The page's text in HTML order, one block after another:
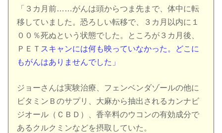
「３カ月前……がんは頭からつま先まで、体中に転
移していました。恐ろしい転移で、３カ月以内に１
００％死ぬという状態でした。ところが３カ月後、
ＰＥＴ スキャンには何も映っていなかった。どこに
もがんはありませんでした」
ジョーさんは実験治療、フェンベンダゾールの他に
ビタミンＢのサプリ、大麻から抽出されるカンナビ
ジオール（ＣＢＤ）、香辛料のウコンの有効成分で
あるクルクミンなどを摂取していた。